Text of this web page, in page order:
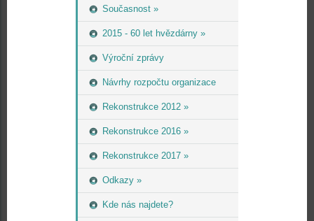
Současnost »
2015 - 60 let hvězdárny »
Výroční zprávy
Návrhy rozpočtu organizace
Rekonstrukce 2012 »
Rekonstrukce 2016 »
Rekonstrukce 2017 »
Odkazy »
Kde nás najdete?